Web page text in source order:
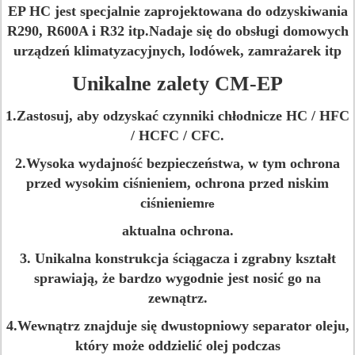
EP HC jest specjalnie zaprojektowana do odzyskiwania
R290, R600A i R32 itp.Nadaje się do obsługi domowych
urządzeń klimatyzacyjnych, lodówek, zamrażarek itp
Unikalne zalety CM-EP
1.Zastosuj, aby odzyskać czynniki chłodnicze HC / HFC
/ HCFC / CFC.
2.Wysoka wydajność bezpieczeństwa, w tym ochrona
przed wysokim ciśnieniem, ochrona przed niskim
ciśnieniemre
aktualna ochrona.
3. Unikalna konstrukcja ściągacza i zgrabny kształt
sprawiają, że bardzo wygodnie jest nosić go na
zewnątrz.
4.Wewnątrz znajduje się dwustopniowy separator oleju,
który może oddzielić olej podczas